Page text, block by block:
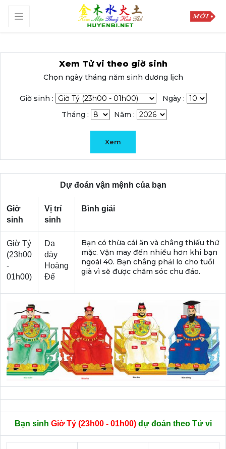
Xem Tử vi theo giờ sinh
Chọn ngày tháng năm sinh dương lịch
Giờ sinh :
Ngày :
Tháng :
Năm :
Xem
Dự đoán vận mệnh của bạn
Giờ
sinh
Vị trí
sinh
Bình giải
Giờ Tý
(23h00
-
01h00)
Dạ
dày
Hoàng
Đế
Bạn có thừa cái ăn và chẳng thiếu thứ
mặc. Vận may đến nhiều hơn khi bạn
ngoài 40. Bạn chẳng phải lo cho tuổi
già vì sẽ được chăm sóc chu đáo.
Bạn sinh Giờ Tý (23h00 - 01h00)dự đoán theo Tử vi